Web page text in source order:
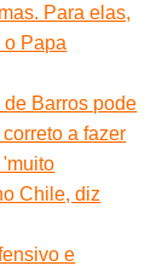
Para elas,
o Papa
Barros pode
a fazer
Chile, diz
e